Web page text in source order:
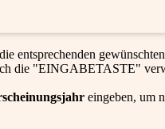
entsprechenden
die "EINGABETASTE"
eingeben, um